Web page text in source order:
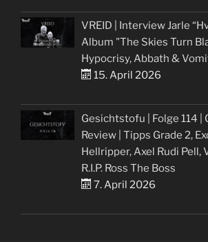
VREID | Interview Jarle
Album "The Skies Turn
Hypocrisy, Abbath &
15. April 2026
Gesichtstofu | Folge 114 |
Review | Tipps Grade 2,
Hellripper, Axel Rudi Pell,
R.I.P. Ross The Boss
7. April 2026